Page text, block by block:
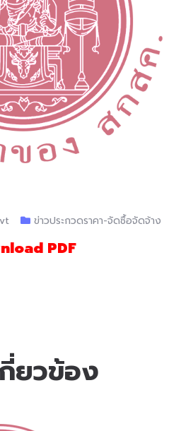
ข่าวประกวดราคา-จัดซื้อจัดจ้าง
PDF
ยวข้อง